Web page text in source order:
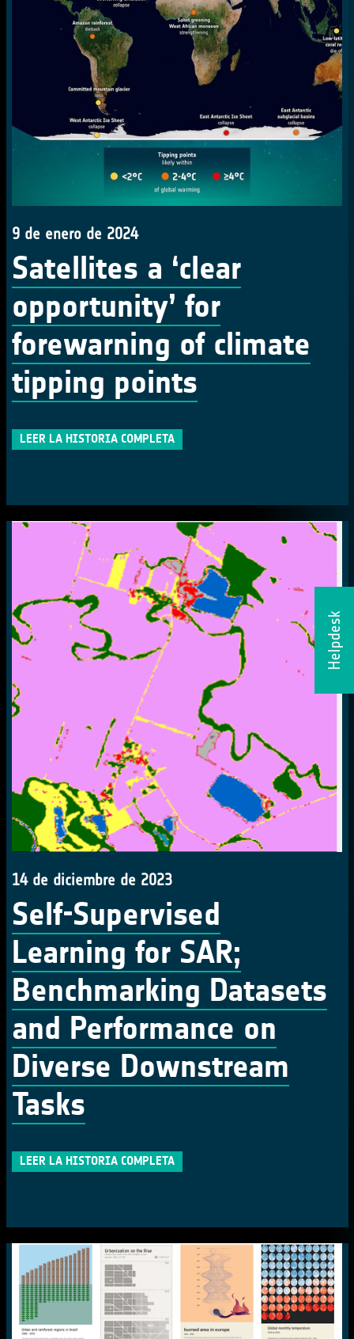
Helpdesk
9 de enero de 2024
Satellites a ‘clear
opportunity’ for
forewarning of climate
tipping points
LEER LA HISTORIA COMPLETA
14 de diciembre de 2023
Self-Supervised
Learning for SAR;
Benchmarking Datasets
and Performance on
Diverse Downstream
Tasks
LEER LA HISTORIA COMPLETA